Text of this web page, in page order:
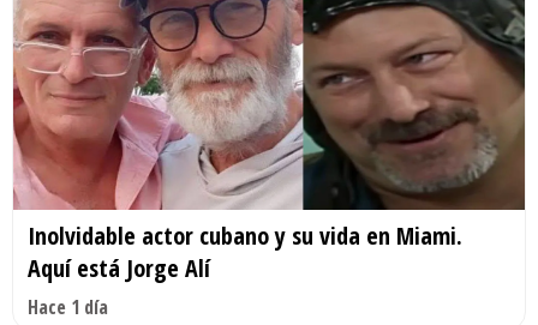
Inolvidable actor cubano y su vida en Miami.
Aquí está Jorge Alí
Hace 1 día